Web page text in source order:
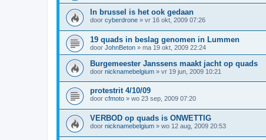
In brussel is het ook gedaan
door cyberdrone » vr 16 okt, 2009 07:26
19 quads in beslag genomen in Lummen
door JohnBeton » ma 19 okt, 2009 22:24
Burgemeester Janssens maakt jacht op quads
door nicknamebelgium » vr 19 jun, 2009 10:21
protestrit 4/10/09
door cfmoto » wo 23 sep, 2009 07:20
VERBOD op quads is ONWETTIG
door nicknamebelgium » wo 12 aug, 2009 20:53